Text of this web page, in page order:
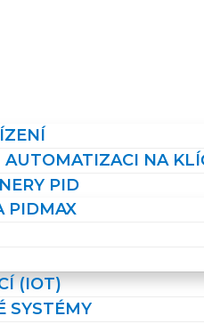
AUTOMATIZACI NA
PID
PIDMAX
(IOT)
SYSTÉMY